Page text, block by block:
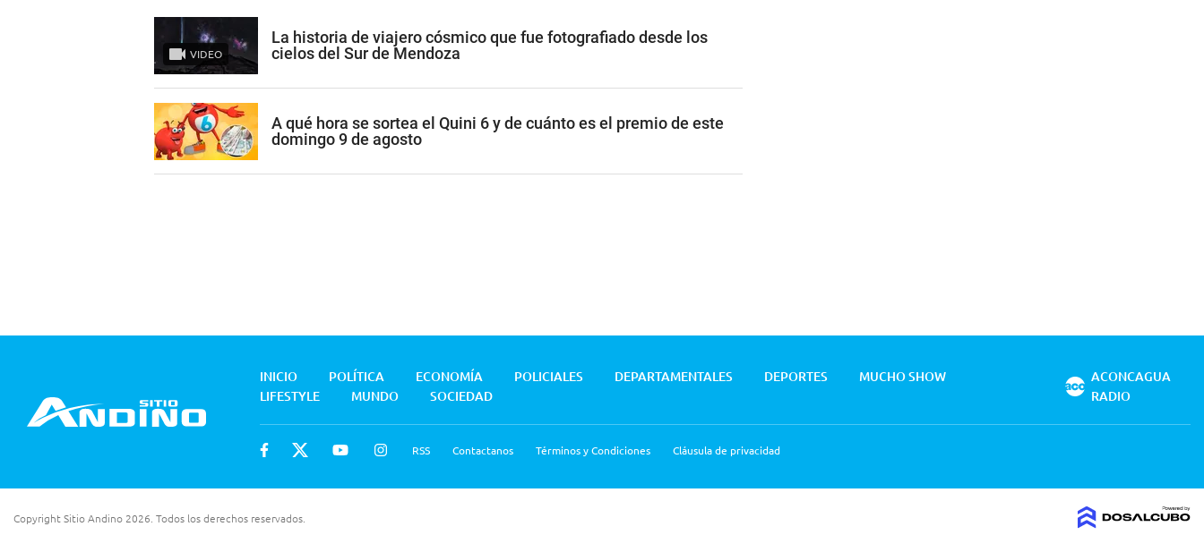
VIDEO
La historia de viajero cósmico que fue fotografiado desde los
cielos del Sur de Mendoza
A qué hora se sortea el Quini 6 y de cuánto es el premio de este
domingo 9 de agosto
INICIO POLÍTICA ECONOMÍA POLICIALES DEPARTAMENTALES DEPORTES
MUCHO SHOW
LIFESTYLE
MUNDO SOCIEDAD
RSS Contactanos Términos y Condiciones Cláusula de privacidad
ACONCAGUA
RADIO
Copyright Sitio Andino 2026. Todos los derechos reservados.